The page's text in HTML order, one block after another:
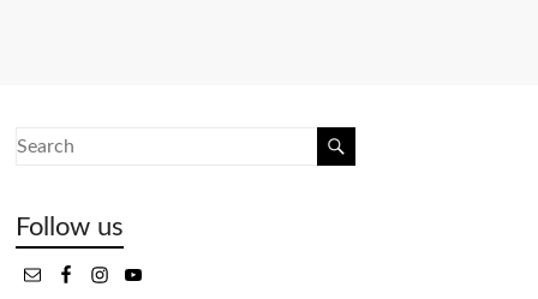
Follow us